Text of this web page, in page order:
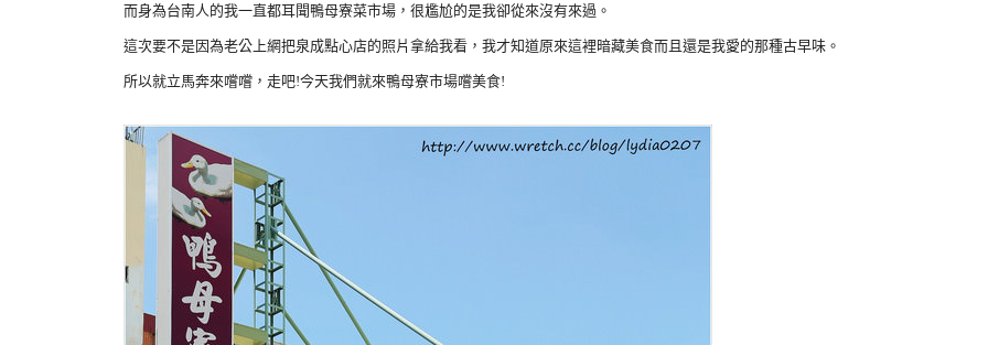
而身為台南人的我一直都耳聞鴨母寮菜市場，很尷尬的是我卻從來沒有來過。
這次要不是因為老公上網把泉成點心店的照片拿給我看，我才知道原來這裡暗藏美食而且還是我愛的那種古早味。
所以就立馬奔來嚐嚐，走吧!今天我們就來鴨母寮市場嚐美食!